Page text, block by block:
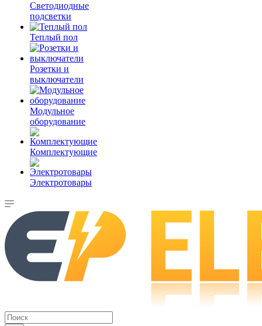
Светодиодные
подсветки
Теплый пол
Розетки и
выключатели
Модульное
оборудование
Комплектующие
Электротовары